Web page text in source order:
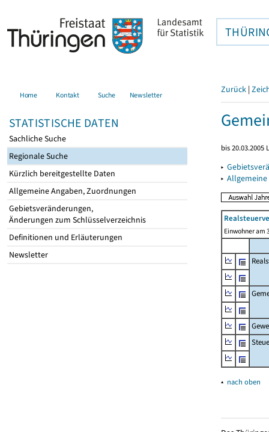
Home Kontakt Suche Newsletter
STATISTISCHE DATEN
Sachliche Suche
Regionale Suche
Kürzlich bereitgestellte Daten
Allgemeine Angaben, Zuordnungen
Gebietsveränderungen,
Änderungen zum Schlüsselverzeichnis
Definitionen und Erläuterungen
Newsletter
Zurück |
bis
▸
▸
Einwohner am
▴ nach oben